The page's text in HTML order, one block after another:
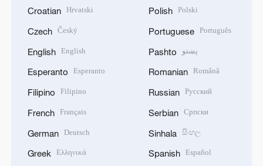
Croatian Hrvatski
Czech Český
English English
Esperanto Esperanto
Filipino Filipino
French Français
German Deutsch
Greek Ελληνικά
Polish Polski
Portuguese Português
Pashto پښتو
Romanian Română
Russian Русский
Serbian Српски
Sinhala සිංහල
Spanish Español